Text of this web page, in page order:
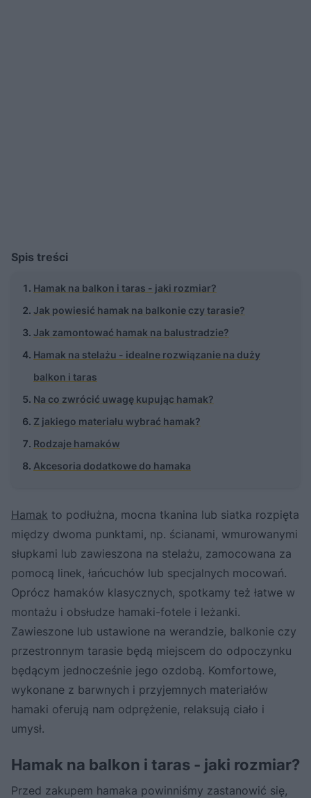
Spis treści
Hamak na balkon i taras - jaki rozmiar?
Jak powiesić hamak na balkonie czy tarasie?
Jak zamontować hamak na balustradzie?
Hamak na stelażu - idealne rozwiązanie na duży
balkon i taras
Na co zwrócić uwagę kupując hamak?
Z jakiego materiału wybrać hamak?
Rodzaje hamaków
Akcesoria dodatkowe do hamaka
Hamak to podłużna, mocna tkanina lub siatka rozpięta
między dwoma punktami, np. ścianami, wmurowanymi
słupkami lub zawieszona na stelażu, zamocowana za
pomocą linek, łańcuchów lub specjalnych mocowań.
Oprócz hamaków klasycznych, spotkamy też łatwe w
montażu i obsłudze hamaki-fotele i leżanki.
Zawieszone lub ustawione na werandzie, balkonie czy
przestronnym tarasie będą miejscem do odpoczynku
będącym jednocześnie jego ozdobą. Komfortowe,
wykonane z barwnych i przyjemnych materiałów
hamaki oferują nam odprężenie, relaksują ciało i
umysł.
Hamak na balkon i taras - jaki rozmiar?
Przed zakupem hamaka powinniśmy zastanowić się,